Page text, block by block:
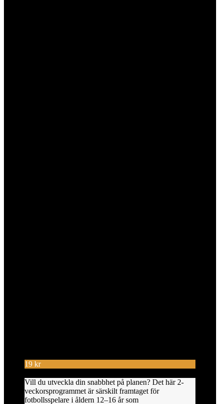
19 kr
Vill du utveckla din snabbhet på planen? Det här 2-
veckorsprogrammet är särskilt framtaget för
fotbollsspelare i åldern 12–16 år som